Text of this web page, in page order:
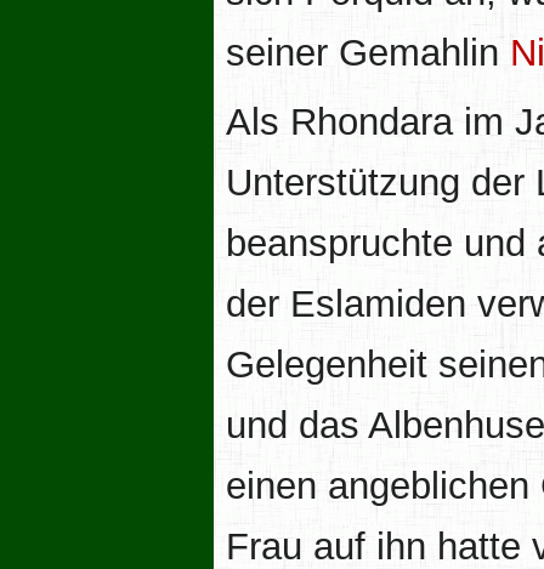
seiner Gemahlin
Als Rhondara im
Unterstützung der
beanspruchte
der Eslamiden
Gelegenheit
und das
einen
Frau auf ihn hatte